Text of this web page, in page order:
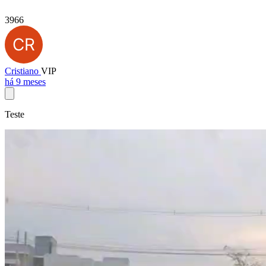
3966
Cristiano VIP
há 9 meses
Teste